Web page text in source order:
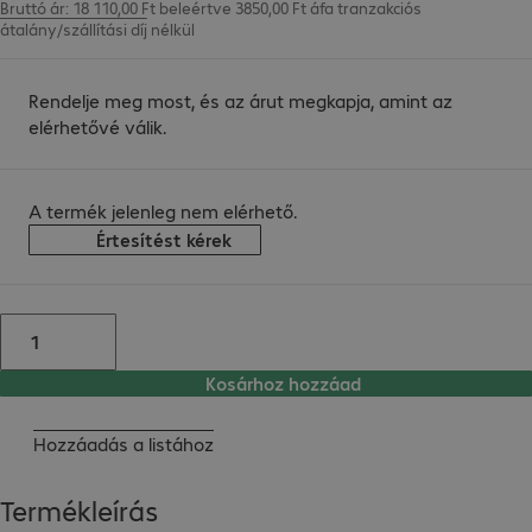
Bruttó ár: 18 110,00 Ft beleértve 3850,00 Ft áfa tranzakciós
átalány/szállítási díj nélkül
Rendelje meg most, és az árut megkapja, amint az
elérhetővé válik.
A termék jelenleg nem elérhető.
Értesítést kérek
Kosárhoz hozzáad
Hozzáadás a listához
Termékleírás